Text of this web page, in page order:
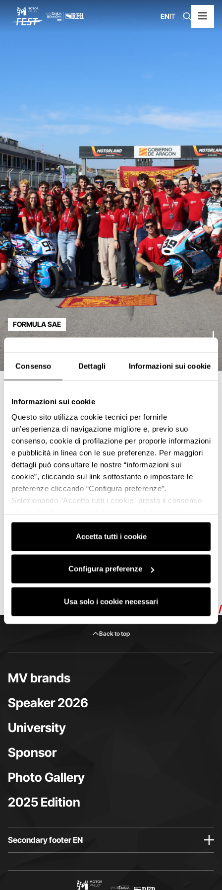
Consenso Dettagli Informazioni sui cookie
Informazioni sui cookie
Questo sito utilizza cookie tecnici per fornirle
un’esperienza di navigazione migliore e, previo suo
consenso, cookie di profilazione per proporle informazioni
e pubblicità in linea con le sue preferenze. Per maggiori
dettagli può consultare le nostre “informazioni sui
cookie”, cliccando sul link sottostante o impostare le
preferenze cliccando “Configura preferenze”.
Selezionando “Accetta tutti i cookie” presta il consenso
consenso cliccando su “Usa solo i cookie necessari” e
saranno attivati i soli cookie tecnici necessari al corretto
funzionamento del sito.
Accetta tutti i cookie
Configura preferenze
Usa solo i cookie necessari
ENIT
FORMULA SAE
Back to top
MV brands
Speaker 2026
University
Sponsor
Photo Gallery
2025 Edition
Secondary footer EN